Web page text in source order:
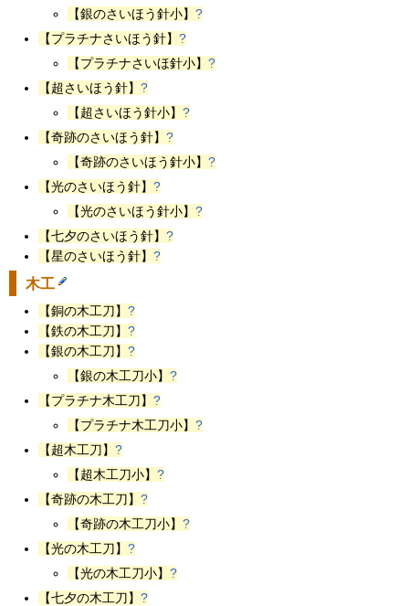
【銀のさいほう針小】 ?
【プラチナさいほう針】 ?
【プラチナさいほ針小】 ?
【超さいほう針】 ?
【超さいほう針小】 ?
【奇跡のさいほう針】 ?
【奇跡のさいほう針小】 ?
【光のさいほう針】 ?
【光のさいほう針小】 ?
【七夕のさいほう針】 ?
【星のさいほう針】 ?
木工
【銅の木工刀】 ?
【鉄の木工刀】 ?
【銀の木工刀】 ?
【銀の木工刀小】 ?
【プラチナ木工刀】 ?
【プラチナ木工刀小】 ?
【超木工刀】 ?
【超木工刀小】 ?
【奇跡の木工刀】 ?
【奇跡の木工刀小】 ?
【光の木工刀】 ?
【光の木工刀小】 ?
【七夕の木工刀】 ?